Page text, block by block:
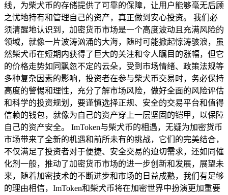
线，为柴犬币的存储提供了可靠的保障，让用户能够毫无后顾
之忧地持有和管理自己的资产，真正做到安心投资。 我们必
须清醒地认识到，加密货币市场是一个高度波动且充满风险的
领域，就像一片波涛汹涌的大海，随时可能掀起惊涛骇浪，虽
然柴犬币在短期内获得了巨大的关注和令人瞩目的涨幅，但它
的价格走势如同飘忽不定的云朵，受到市场情绪、政策法规等
多种复杂因素的影响，投资者在参与柴犬币交易时，务必保持
高度的警惕和理性，充分了解市场风险，做好全面的风险评估
和科学的投资规划，要谨慎选择正规、安全的交易平台和值得
信赖的钱包，就像为自己的资产穿上一层坚固的铠甲，以保障
自己的资产安全。 ImToken与柴犬币的相遇，无疑为加密货币
市场带来了全新的机遇和前所未有的挑战，它们的完美结合，
不仅满足了投资者对于便捷、安全交易的迫切需求，还如同催
化剂一般，推动了加密货币市场的进一步创新和发展，展望未
来，随着加密技术的不断进步和市场的日益成熟，我们有足够
的理由相信，ImToken和柴犬币将在加密世界中扮演更加重要